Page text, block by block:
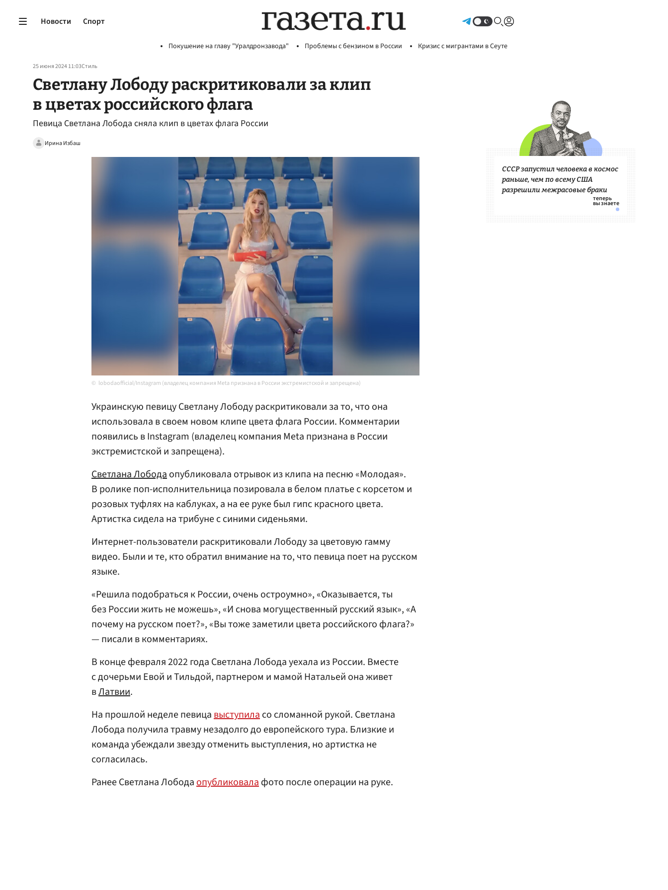
Новости Спорт
Покушение на главу "Уралдронзавода" Проблемы с бензином в России Кризис с мигрантами в Сеуте
25 июня 2024 11:03Стиль
Светлану Лободу раскритиковали за клип
в цветах российского флага
Певица Светлана Лобода сняла клип в цветах флага России
Ирина Избаш
lobodaofficial/Instagram (владелец компания Meta признана в России экстремистской и запрещена)
Украинскую певицу Светлану Лободу раскритиковали за то, что она
использовала в своем новом клипе цвета флага России. Комментарии
появились в Instagram (владелец компания Meta признана в России
экстремистской и запрещена).
Светлана Лободаопубликовала отрывок из клипа на песню «Молодая».
В ролике поп-исполнительница позировала в белом платье с корсетом и
розовых туфлях на каблуках, а на ее руке был гипс красного цвета.
Артистка сидела на трибуне с синими сиденьями.
Интернет-пользователи раскритиковали Лободу за цветовую гамму
видео. Были и те, кто обратил внимание на то, что певица поет на русском
языке.
«Решила подобраться к России, очень остроумно», «Оказывается, ты
без России жить не можешь», «И снова могущественный русский язык», «А
почему на русском поет?», «Вы тоже заметили цвета российского флага?»
— писали в комментариях.
В конце февраля 2022 года Светлана Лобода уехала из России. Вместе
с дочерьми Евой и Тильдой, партнером и мамой Натальей она живет
вЛатвии.
На прошлой неделе певицавыступиласо сломанной рукой. Светлана
Лобода получила травму незадолго до европейского тура. Близкие и
команда убеждали звезду отменить выступления, но артистка не
согласилась.
Ранее Светлана Лободаопубликовалафото после операции на руке.
СССР запустил человека в космос
раньше, чем по всему США
разрешили межрасовые браки